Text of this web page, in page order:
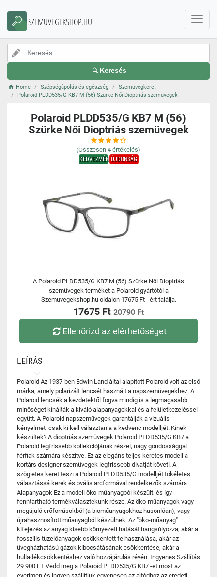
SZEMUVEGEKSHOP.HU
Keresés
Home Szépségápolás és egészség
Szemüvegkeret
Polaroid PLDD535/G KB7 M (56) Szürke Női Dioptriás szemüvegek
Polaroid PLDD535/G KB7 M (56)
Szürke Női Dioptriás szemüvegek
(Összesen 4 értékelés)
KEDVEZMÉNYÚJDONSÁG
A Polaroid PLDD535/G KB7 M (56) Szürke Női Dioptriás
szemüvegek terméket a Polaroid gyártótól a
Szemuvegekshop.hu oldalon 17675 Ft - ért találja.
17675 Ft 20790 Ft
Ellenőrizd az elérhetőséget
LEÍRÁS
Polaroid Az 1937-ben Edwin Land által alapított Polaroid volt az első
márka, amely polarizált lencsét használt a napszemüvegekhez. A
Polaroid lencsék a kezdetektől fogva mindig is a legmagasabb
minőséget kínálták a kiváló alapanyagokkal és a felületkezeléssel
együtt. A Polaroid napszemüvegek garantálják a vizuális
kényelmet, csak ki kell választania a kedvenc modelljét. Kinek
készültek? A dioptriás szemüvegek Polaroid PLDD535/G KB7 a
Polaroid legfrissebb kollekciójának részei, nagy gondossággal
férfiak számára készítve. Ez az elegáns teljes keretes modell a
kortárs designer szemüvegek legfrissebb divatját követi. A
szögletes keret teszi a Polaroid PLDD535/G modelljét tökéletes
választássá kerek és ovális arcformával rendelkezők számára .
Alapanyagok Ez a modell öko-műanyagból készült, és így
fenntartható termékválasztékunk része. Az öko-műanyagok vagy
megújuló erőforrásokból (a bioműanyagokhoz hasonlóan), vagy
újrahasznosított műanyagból készülnek. Az "öko-műanyag"
kifejezés az anyag kisebb környezeti hatását hangsúlyozza, akár a
fosszilis tüzelőanyagok csökkentett felhasználása, akár az
üvegházhatású gázok kibocsátásának csökkentése, akár a
hulladékcsökkentéshez való hozzájárulás révén. Ingyenes Szállítás
29 900 FT Vedd meg a Polaroid PLDD535/G KB7 -et most az
eyerimen és ingyen szállítjuk egyenesen az ajtódhoz az eredeti